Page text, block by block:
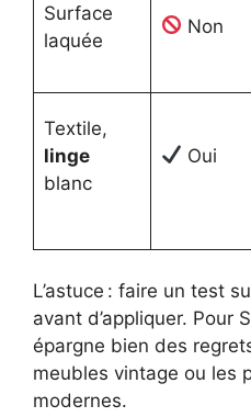
Surface
laquée
Non
Textile,
linge
blanc
Oui
L’astuce : faire un test
avant d’appliquer. Pour
épargne bien des
meubles vintage ou les
modernes.